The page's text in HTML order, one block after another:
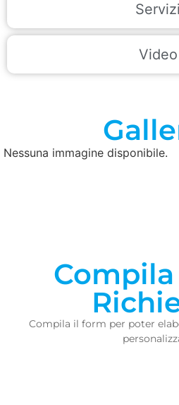
Servizi
Video
Nessuna immagine disponibile.
Compila il form per poter